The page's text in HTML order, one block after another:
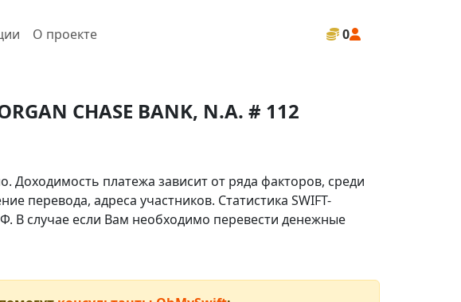
О проекте 0
CHASE BANK, N.A. # 112
Доходимость платежа зависит от ряда факторов, среди
перевода, адреса участников. Статистика SWIFT-
В случае если Вам необходимо перевести денежные